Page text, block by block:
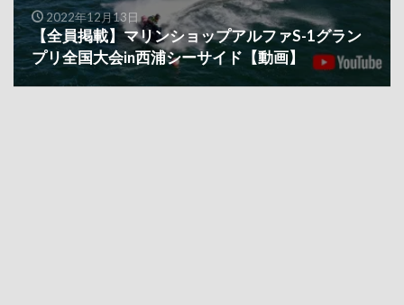
2022年12月13日
【全員掲載】マリンショップアルファS-1グラン
プリ全国大会in西浦シーサイド【動画】